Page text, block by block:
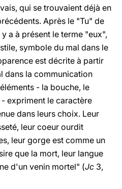
qui se trouvaient déjà en
Après le "Tu" de
a à présent le terme "eux",
symbole du mal dans le
est décrite à partir
dans la communication
- la bouche, le
expriment le caractère
dans leurs choix. Leur
leur coeur ourdit
leur gorge est comme un
que la mort, leur langue
d'un venin mortel" (Jc 3,